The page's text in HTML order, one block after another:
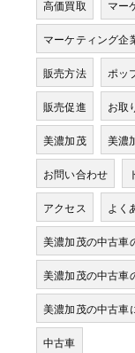
高価買取 マー
マーケティング企
販売方法 ポッ
販売促進 お取
美濃加茂 美濃
お問い合わせ
アクセス よく
美濃加茂の中古車
美濃加茂の中古車
美濃加茂の中古車
中古車